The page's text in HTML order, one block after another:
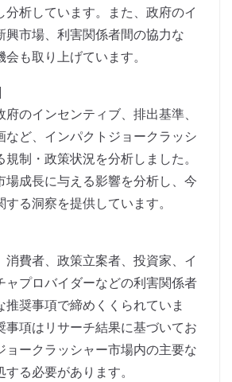
分析しています。また、政府のイ
興市場、利害関係者間の協力な
も取り上げています。
のインセンティブ、排出基準、
など、インパクトジョークラッシ
制・政策状況を分析しました。
場成長に与える影響を分析し、今
る洞察を提供しています。
消費者、政策立案者、投資家、イ
ャプロバイダーなどの利害関係者
推奨事項で締めくくられていま
事項はリサーチ結果に基づいてお
ョークラッシャー市場内の主要な
る必要があります。